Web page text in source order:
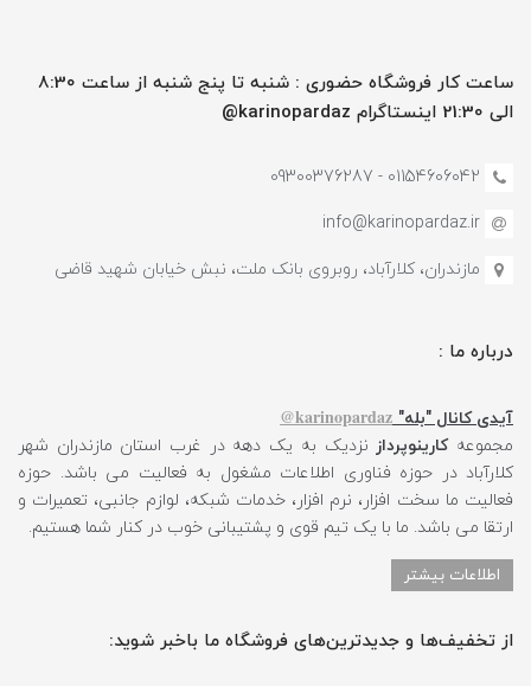
ساعت کار فروشگاه حضوری : شنبه تا پنج شنبه از ساعت 8:30
الی 21:30 اینستاگرام karinopardaz@
01154606042 - 09300376287
info@karinopardaz.ir
مازندران، کلارآباد، روبروی بانک ملت، نبش خیابان شهید قاضی
درباره ما :
آیدی کانال "بله" karinopardaz@
مجموعهکارینوپرداز نزدیک به یک دهه در غرب استان مازندران شهر
کلارآباد در حوزه فناوری اطلاعات مشغول به فعالیت می باشد. حوزه
فعالیت ما سخت افزار، نرم افزار، خدمات شبکه، لوازم جانبی، تعمیرات و
ارتقا می باشد. ما با یک تیم قوی و پشتیبانی خوب در کنار شما هستیم.
اطلاعات بیشتر
از تخفیف‌ها و جدیدترین‌های فروشگاه ما باخبر شوید: